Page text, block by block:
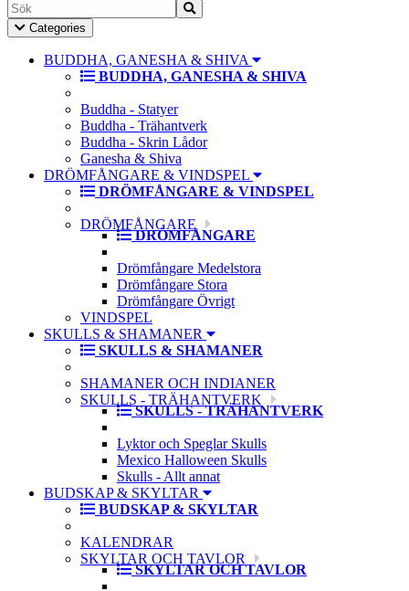
Toggle
Navigation
Categories
BUDDHA, GANESHA & SHIVA
BUDDHA, GANESHA & SHIVA
Buddha - Statyer
Buddha - Trähantverk
Buddha - Skrin Lådor
Ganesha & Shiva
DRÖMFÅNGARE & VINDSPEL
DRÖMFÅNGARE & VINDSPEL
DRÖMFÅNGARE
DRÖMFÅNGARE
Drömfångare Medelstora
Drömfångare Stora
Drömfångare Övrigt
VINDSPEL
SKULLS & SHAMANER
SKULLS & SHAMANER
SHAMANER OCH INDIANER
SKULLS - TRÄHANTVERK
SKULLS - TRÄHANTVERK
Lyktor och Speglar Skulls
Mexico Halloween Skulls
Skulls - Allt annat
BUDSKAP & SKYLTAR
BUDSKAP & SKYLTAR
KALENDRAR
SKYLTAR OCH TAVLOR
SKYLTAR OCH TAVLOR